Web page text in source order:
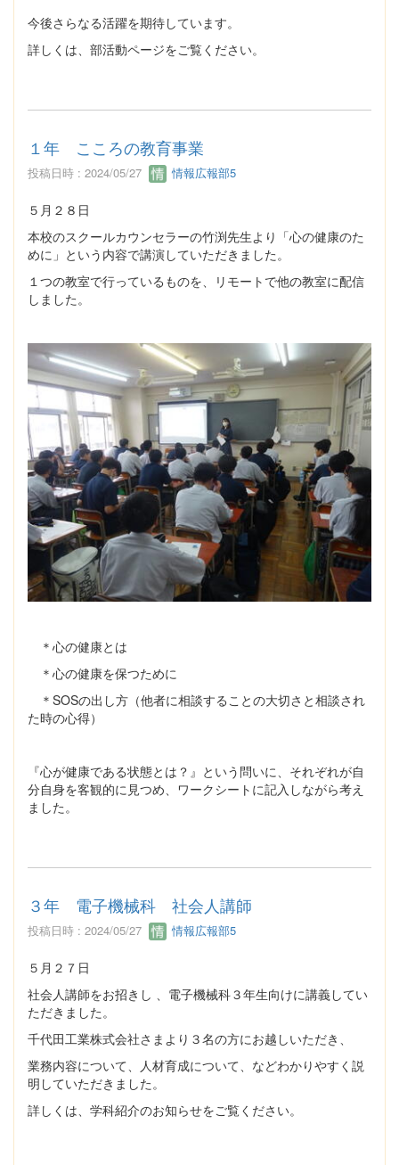
今後さらなる活躍を期待しています。
詳しくは、部活動ページをご覧ください。
１年 こころの教育事業
投稿日時 : 2024/05/27 情報広報部5
５月２８日
本校のスクールカウンセラーの竹渕先生より「心の健康のた
めに」という内容で講演していただきました。
１つの教室で行っているものを、リモートで他の教室に配信
しました。
＊心の健康とは
＊心の健康を保つために
＊SOSの出し方（他者に相談することの大切さと相談され
た時の心得）
『心が健康である状態とは？』という問いに、それぞれが自
分自身を客観的に見つめ、ワークシートに記入しながら考え
ました。
３年 電子機械科 社会人講師
投稿日時 : 2024/05/27 情報広報部5
５月２７日
社会人講師をお招きし 、電子機械科３年生向けに講義してい
ただきました。
千代田工業株式会社さまより３名の方にお越しいただき、
業務内容について、人材育成について、などわかりやすく説
明していただきました。
詳しくは、学科紹介のお知らせをご覧ください。